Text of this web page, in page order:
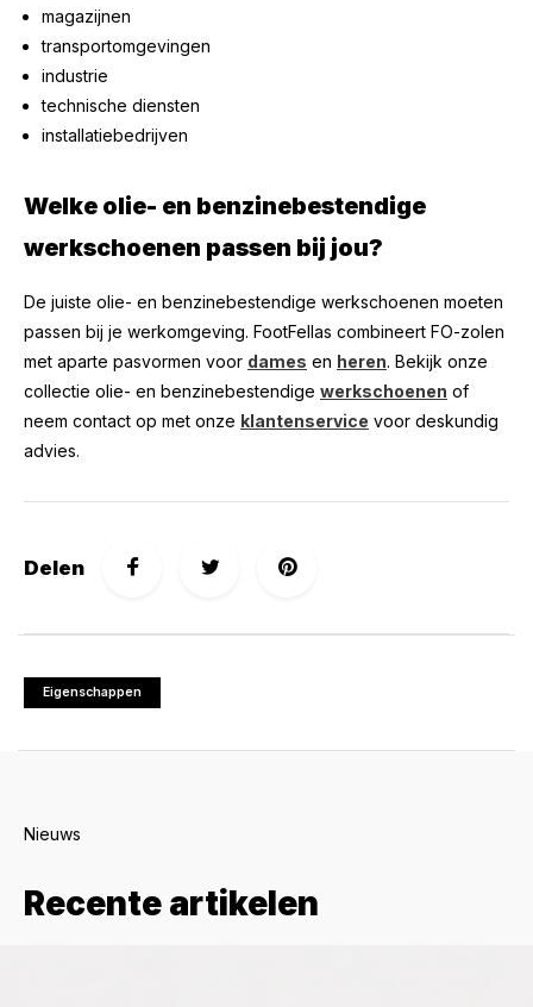
magazijnen
transportomgevingen
industrie
technische diensten
installatiebedrijven
Welke olie- en benzinebestendige
werkschoenen passen bij jou?
De juiste olie- en benzinebestendige werkschoenen moeten
passen bij je werkomgeving. FootFellas combineert FO-zolen
met aparte pasvormen voor dames en heren. Bekijk onze
collectie olie- en benzinebestendige werkschoenen of
neem contact op met onze klantenservice voor deskundig
advies.
Delen
Eigenschappen
Nieuws
Recente artikelen